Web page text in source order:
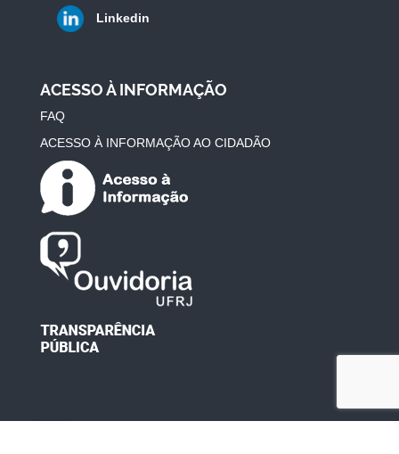
Linkedin
ACESSO À INFORMAÇÃO
FAQ
ACESSO À INFORMAÇÃO AO CIDADÃO